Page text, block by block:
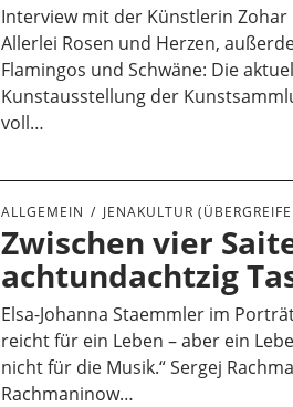
Interview mit der Künstlerin Zohar
Allerlei Rosen und Herzen,
Flamingos und Schwäne: Die
Kunstausstellung der
voll…
ALLGEMEIN JENAKULTUR
Zwischen vier
achtundachtzig
Elsa-Johanna Staemmler im
reicht für ein Leben – aber ein
nicht für die Musik.“ Sergej
Rachmaninow…